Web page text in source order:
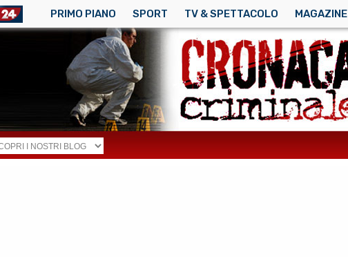
PRIMO PIANO SPORT TV & SPETTACOLO MAGAZINE